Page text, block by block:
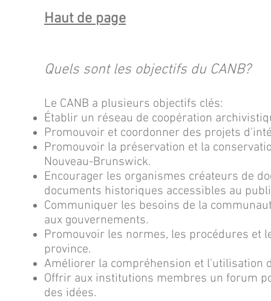
Haut de page
Quels sont les objectifs du CANB?
Le CANB a plusieurs objectifs clés:
Établir un réseau de coopération
Promouvoir et coordonner des projets
Promouvoir la préservation et la
Nouveau-Brunswick.
Encourager les organismes créateurs de
documents historiques accessibles au
Communiquer les besoins de la
aux gouvernements.
Promouvoir les normes, les procédures et
province.
Améliorer la compréhension et l'utilisation
Offrir aux institutions membres un forum
des idées.